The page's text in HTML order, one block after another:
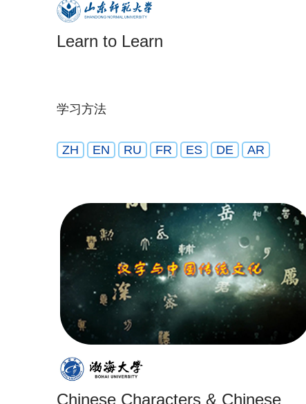
Learn to Learn
学习方法
ZH EN RU FR ES DE AR
Chinese Characters & Chinese